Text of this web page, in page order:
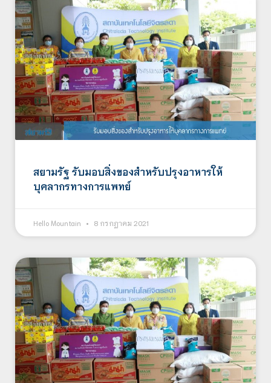
สยามรัฐ รับมอบสิ่งของสำหรับปรุงอาหารให้
บุคลากรทางการแพทย์
Hello Mountain 8 กรกฎาคม 2021